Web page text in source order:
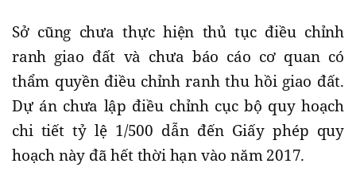
Sở cũng chưa thực hiện thủ tục điều chỉnh
ranh giao đất và chưa báo cáo cơ quan có
thẩm quyền điều chỉnh ranh thu hồi giao đất.
Dự án chưa lập điều chỉnh cục bộ quy hoạch
chi tiết tỷ lệ 1/500 dẫn đến Giấy phép quy
hoạch này đã hết thời hạn vào năm 2017.